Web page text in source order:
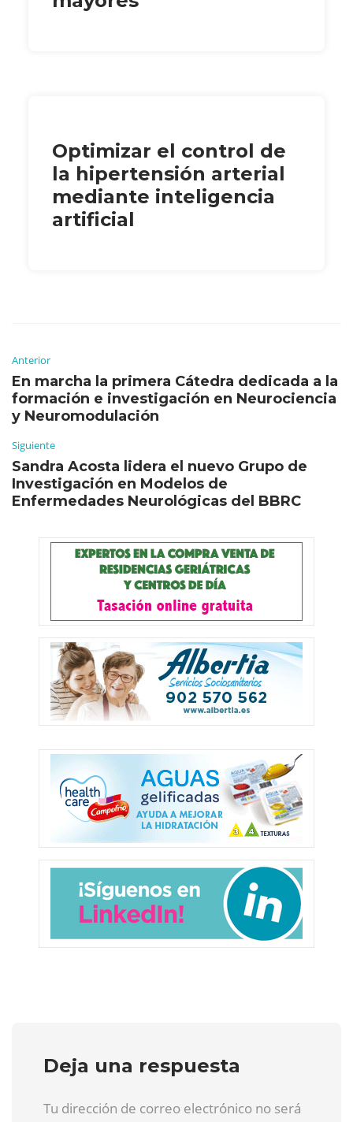
Optimizar el control de
la hipertensión arterial
mediante inteligencia
artificial
Anterior
En marcha la primera Cátedra dedicada a la
formación e investigación en Neurociencia
y Neuromodulación
Siguiente
Sandra Acosta lidera el nuevo Grupo de
Investigación en Modelos de
Enfermedades Neurológicas del BBRC
Deja una respuesta
Tu dirección de correo electrónico no será